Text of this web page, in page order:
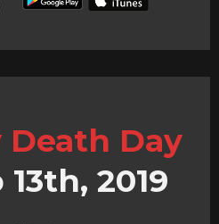
Death Day
13th, 2019